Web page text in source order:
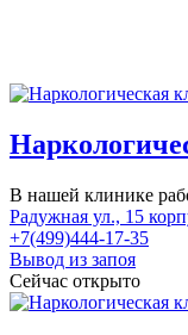
В нашей клинике
Радужная ул., 15
+7(499)444-17-35
Вывод из запоя
Сейчас открыто